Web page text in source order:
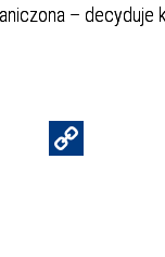
– decyduje